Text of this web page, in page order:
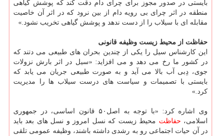
بایستی در صدور مجوز برای چرای دام دقت کند که پوشش گیاهی
منطقه در اثر چرای بی رویه دام از بین نرود که در اثر آن خاصیت
مقابله ای با سیلاب را از دست ندهد و پوشش گیاهی تخریب نشود.»
حفاظت از محیط زیست وظیفه قانونی
این کارشناس سیل را یکی از چندین بحران های طبیعی می دتند که
در کشور ما رخ می دهد و می افزاید: «سیل در اثر بارش نزولات
جوی، دِبی آب بالا می آید و به صورت طبیعی جریان می یابد که
بایستی با تصمیمات و سیاست های درست سیلاب ها را مدیریت
کرد.»
وی اشاره کرد: «با توجه به اصل۵۰ قانون اساسی، در جمهوری‏
اسلامی، حفاظت محیط زیست‏ که‏ نسل‏ امروز و نسل های‏ بعد باید
در آن‏ حیات‏ اجتماعی‏ رو به‏ رشدی‏ داشته‏ باشند، وظیفه‏ عمومی‏ تلقی‏